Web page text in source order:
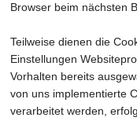
Browser beim nächsten
Teilweise dienen die
Einstellungen
Vorhalten bereits
von uns implementierte
verarbeitet werden,